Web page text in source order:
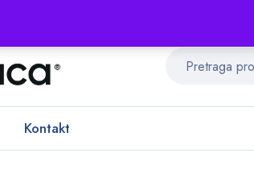
Kontakt